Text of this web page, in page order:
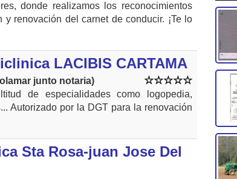
donde realizamos los reconocimientos
y renovación del carnet de conducir. ¡Te lo
LACIBIS CARTAMA
junto notaria)
de especialidades como logopedia,
Autorizado por la DGT para la renovación
Sta Rosa-juan Jose Del